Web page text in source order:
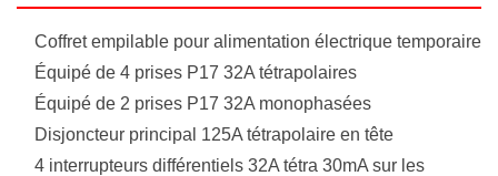
Coffret empilable pour alimentation électrique temporaire
Équipé de 4 prises P17 32A tétrapolaires
Équipé de 2 prises P17 32A monophasées
Disjoncteur principal 125A tétrapolaire en tête
4 interrupteurs différentiels 32A tétra 30mA sur les